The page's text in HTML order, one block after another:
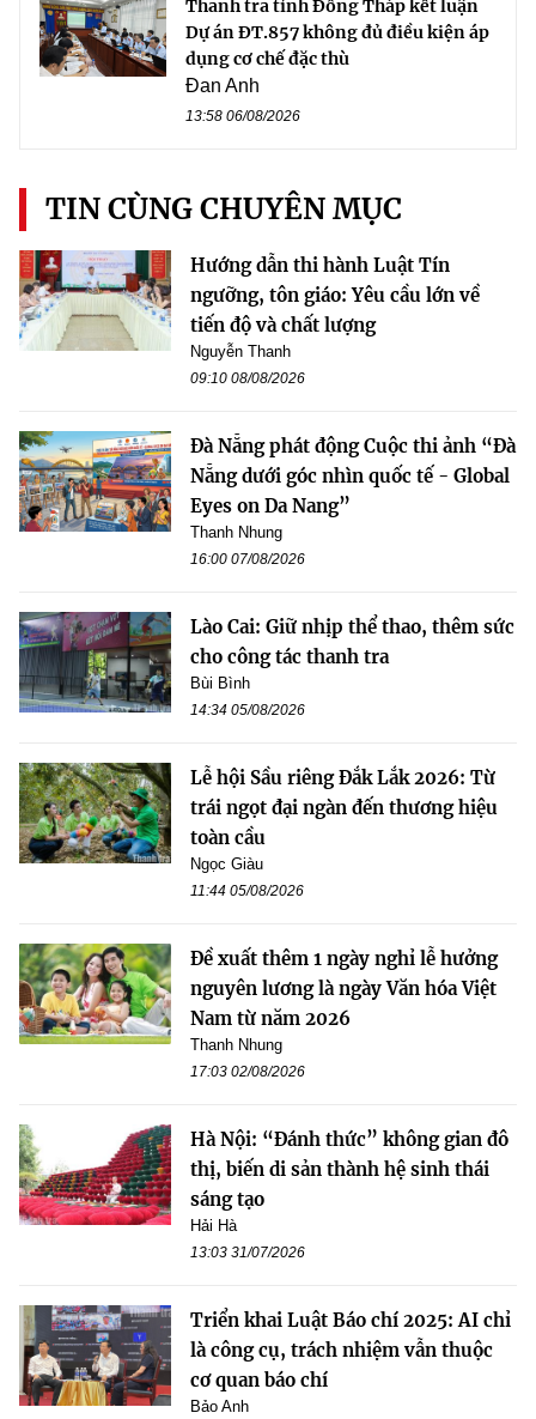
Thanh tra tỉnh Đồng Tháp kết luận
Dự án ĐT.857 không đủ điều kiện áp
dụng cơ chế đặc thù
Đan Anh
13:58 06/08/2026
TIN CÙNG CHUYÊN MỤC
Hướng dẫn thi hành Luật Tín
ngưỡng, tôn giáo: Yêu cầu lớn về
tiến độ và chất lượng
Nguyễn Thanh
09:10 08/08/2026
Đà Nẵng phát động Cuộc thi ảnh “Đà
Nẵng dưới góc nhìn quốc tế - Global
Eyes on Da Nang”
Thanh Nhung
16:00 07/08/2026
Lào Cai: Giữ nhịp thể thao, thêm sức
cho công tác thanh tra
Bùi Bình
14:34 05/08/2026
Lễ hội Sầu riêng Đắk Lắk 2026: Từ
trái ngọt đại ngàn đến thương hiệu
toàn cầu
Ngọc Giàu
11:44 05/08/2026
Đề xuất thêm 1 ngày nghỉ lễ hưởng
nguyên lương là ngày Văn hóa Việt
Nam từ năm 2026
Thanh Nhung
17:03 02/08/2026
Hà Nội: “Đánh thức” không gian đô
thị, biến di sản thành hệ sinh thái
sáng tạo
Hải Hà
13:03 31/07/2026
Triển khai Luật Báo chí 2025: AI chỉ
là công cụ, trách nhiệm vẫn thuộc
cơ quan báo chí
Bảo Anh